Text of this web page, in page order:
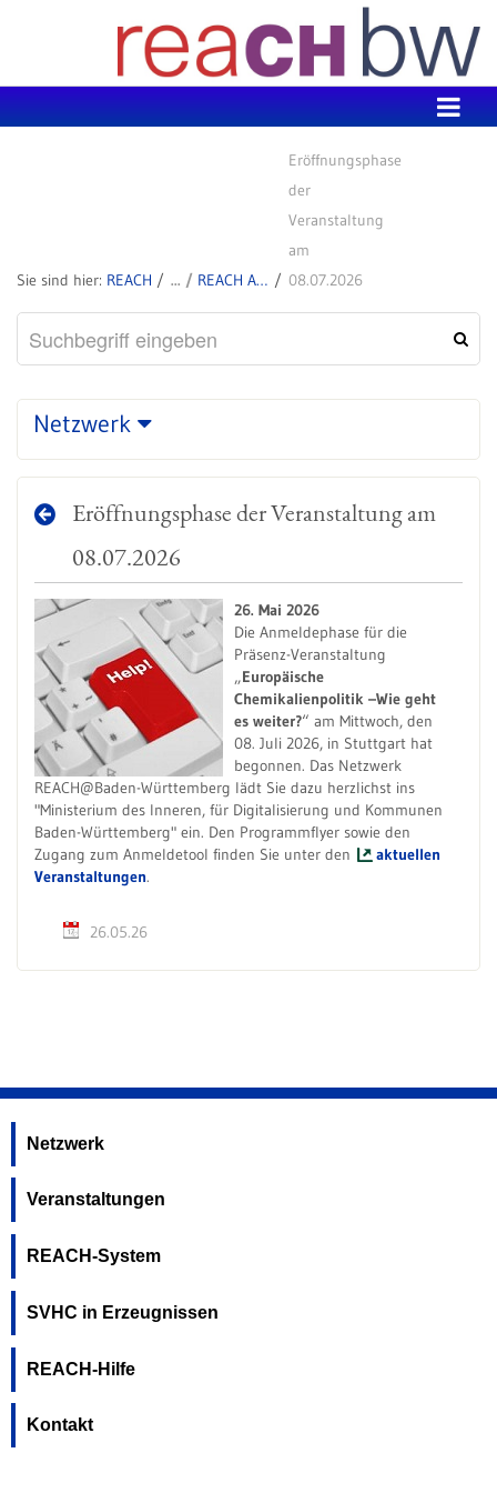
REACH REACH Aktuell
Eröffnungsphase
der
Veranstaltung
am
08.07.2026
Netzwerk
Eröffnungsphase der Veranstaltung am
08.07.2026
26. Mai 2026
Die Anmeldephase für die
Präsenz-Veranstaltung
„Europäische
Chemikalienpolitik –Wie geht
es weiter?“ am Mittwoch, den
08. Juli 2026, in Stuttgart hat
begonnen. Das Netzwerk
REACH@Baden-Württemberg lädt Sie dazu herzlichst ins
"Ministerium des Inneren, für Digitalisierung und Kommunen
Baden-Württemberg" ein. Den Programmflyer sowie den
Zugang zum Anmeldetool finden Sie unter den
aktuellen
Veranstaltungen.
26.05.26
Netzwerk
Veranstaltungen
REACH-System
SVHC in Erzeugnissen
REACH-Hilfe
Kontakt